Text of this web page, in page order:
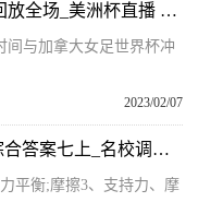
每日观察!美洲杯巴西vs阿根廷全场回放全场_美洲杯直播 阿根廷VS巴拉圭
间与加拿大女足世界杯冲
2023/02/07
世界讯息：名校调研系列卷期末小综合答案七上_名校调研系列卷
平衡;摩擦3、支持力、摩